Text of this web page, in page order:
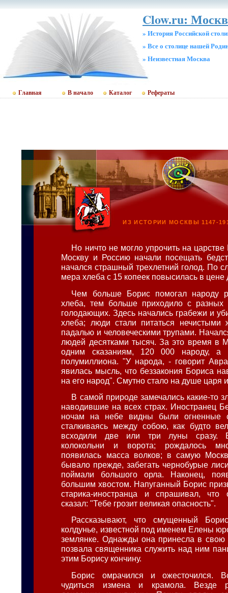
Clow.ru:
» История Российской
» Все о столице нашей
» Неизвестная Москва
Главная В начало Каталог Рефераты
ИЗ ИСТОРИИ МОСКВЫ 1147-
Но ничто не могло упрочить на
Москву и Россию начали посещать
начался страшный трехлетний голод. По
мера хлеба с 15 копеек повысилась в цене
Чем больше Борис помогал народу
хлеба, тем больше приходило с разных
голодающих. Здесь начались грабежи и
хлеба; люди стали питаться нечистыми
падалью и человеческими трупами.
людей десятками тысяч. За это время в
одним сказаниям, 120 000 народу,
полумиллиона. "У народа, - говорит
явилась мысль, что беззакония Бориса
на его народ". Смутно стало на душе царя
В самой природе замечались какие-то
наводившие на всех страх. Иностранец
ночам на небе видны были огненные
сталкиваясь между собою, как будто
всходили две или три луны сразу.
колокольни и ворота; рождалось
появилась масса волков; в самую
бывало прежде, забегать чернобурые
поймали большого орла. Наконец,
большим хвостом. Напуганный Борис
старика-иностранца и спрашивал,
сказал: "Тебе грозит великая опасность".
Рассказывают, что смущенный
колдунье, известной под именем Елены
землянке. Однажды она принесла в
позвала священника служить над ним
этим Борису кончину.
Борис омрачился и ожесточился.
чудиться измена и крамола. Везде